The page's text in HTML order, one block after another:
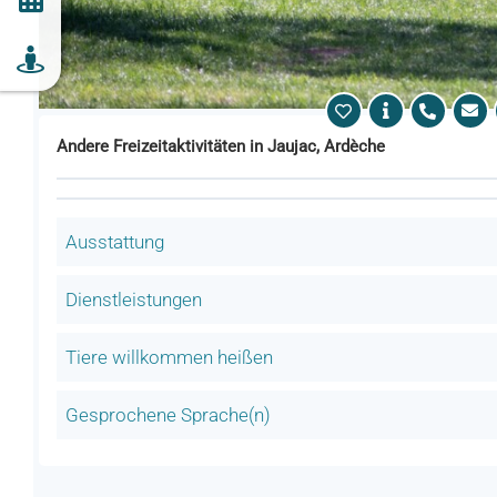
Andere Freizeitaktivitäten in Jaujac, Ardèche
Ausstattung
Dienstleistungen
Tiere willkommen heißen
Gesprochene Sprache(n)